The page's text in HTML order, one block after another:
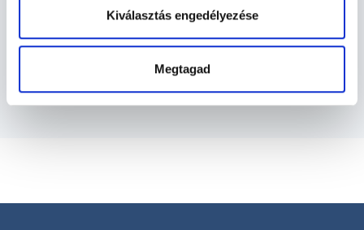
Kiválasztás engedélyezése
Megtagad
Szolgáltatások
Budapesti és vidéki diabetológus orvosok